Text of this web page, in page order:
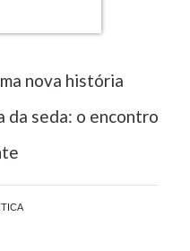
nova história
da seda: o encontro